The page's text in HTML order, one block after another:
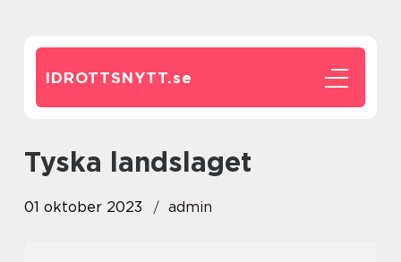
IDROTTSNYTT.se
tyska landslaget
01 oktober 2023 admin